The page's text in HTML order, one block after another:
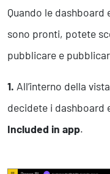
Quando le
sono pronti, potete
pubblicare e
1. All’interno della
decidete i dashboard
Included in app.